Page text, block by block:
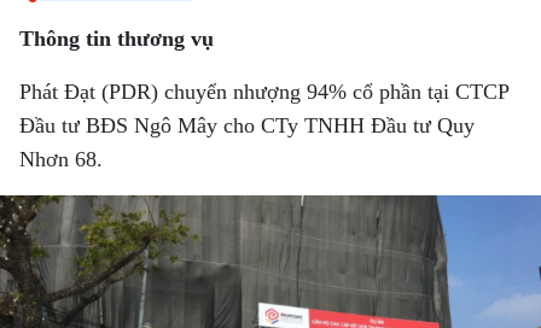
Thông tin thương vụ
Phát Đạt (PDR) chuyển nhượng 94% cổ phần tại CTCP
Đầu tư BĐS Ngô Mây cho CTy TNHH Đầu tư Quy
Nhơn 68.